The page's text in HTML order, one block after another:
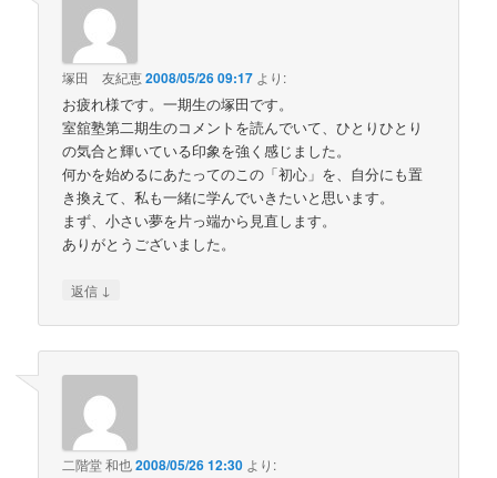
塚田 友紀恵2008/05/26 09:17 より:
お疲れ様です。一期生の塚田です。
室舘塾第二期生のコメントを読んでいて、ひとりひとり
の気合と輝いている印象を強く感じました。
何かを始めるにあたってのこの「初心」を、自分にも置
き換えて、私も一緒に学んでいきたいと思います。
まず、小さい夢を片っ端から見直します。
ありがとうございました。
返信 ↓
二階堂 和也2008/05/26 12:30 より: